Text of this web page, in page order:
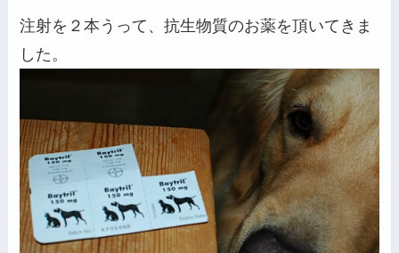
注射を２本うって、抗生物質のお薬を頂いてきま
した。